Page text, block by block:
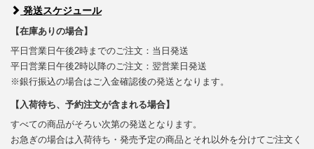
発送スケジュール
【在庫ありの場合】
平日営業日午後2時までのご注文：当日発送
平日営業日午後2時以降のご注文：翌営業日発送
※銀行振込の場合はご入金確認後の発送となります。
【入荷待ち、予約注文が含まれる場合】
すべての商品がそろい次第の発送となります。
お急ぎの場合は入荷待ち・発売予定の商品とそれ以外を分けてご注文く